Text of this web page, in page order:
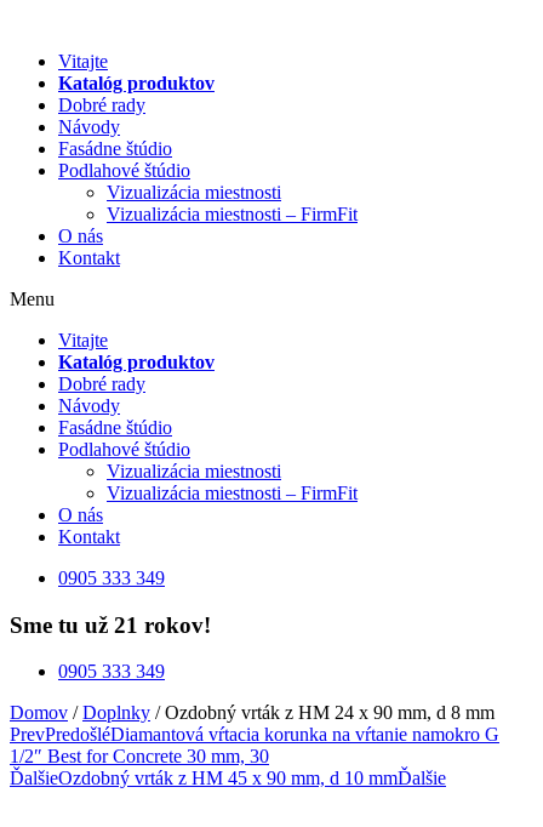
obsah
Vitajte
Katalóg produktov
Dobré rady
Návody
Fasádne štúdio
Podlahové štúdio
Vizualizácia miestnosti
Vizualizácia miestnosti – FirmFit
O nás
Kontakt
Menu
Vitajte
Katalóg produktov
Dobré rady
Návody
Fasádne štúdio
Podlahové štúdio
Vizualizácia miestnosti
Vizualizácia miestnosti – FirmFit
O nás
Kontakt
0905 333 349
Sme tu už 21 rokov!
0905 333 349
Domov /Doplnky / Ozdobný vrták z HM 24 x 90 mm, d 8 mm
PrevPredošléDiamantová vŕtacia korunka na vŕtanie namokro G
1/2″ Best for Concrete 30 mm, 30
ĎalšieOzdobný vrták z HM 45 x 90 mm, d 10 mmĎalšie